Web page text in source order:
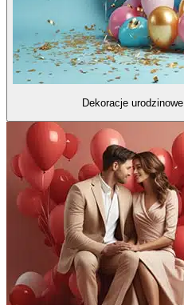
Dekoracje urodzinowe